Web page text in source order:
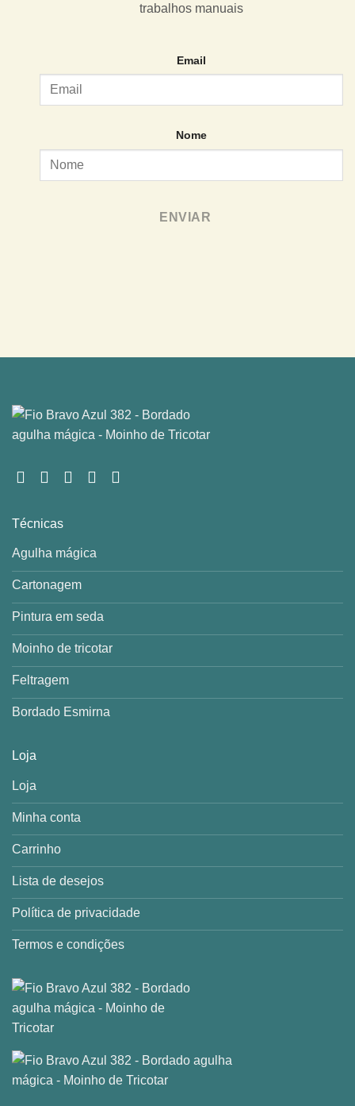
trabalhos manuais
Email
Nome
ENVIAR
Técnicas
Agulha mágica
Cartonagem
Pintura em seda
Moinho de tricotar
Feltragem
Bordado Esmirna
Loja
Loja
Minha conta
Carrinho
Lista de desejos
Política de privacidade
Termos e condições